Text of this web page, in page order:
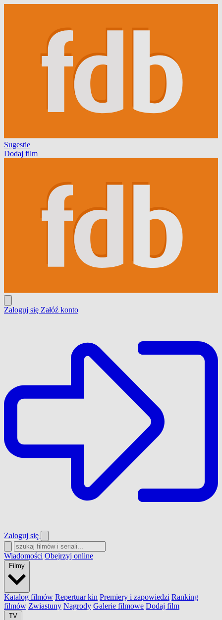
Sugestie
Dodaj film
Zaloguj się Załóź konto
Zaloguj się
Wiadomości Obejrzyj online
Filmy
Katalog filmów Repertuar kin Premiery i zapowiedzi Ranking
filmów Zwiastuny Nagrody Galerie filmowe Dodaj film
TV